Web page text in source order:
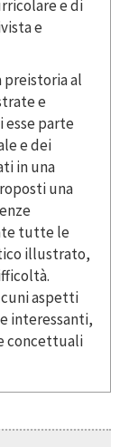
e di
e
al
e
esse parte
e dei
in una
una
tutte le
illustrato,
aspetti
interessanti,
concettuali